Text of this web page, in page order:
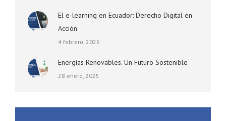
El e-learning en Ecuador: Derecho Digital en
Acción
4 febrero, 2025
Energías Renovables. Un Futuro Sostenible
28 enero, 2025